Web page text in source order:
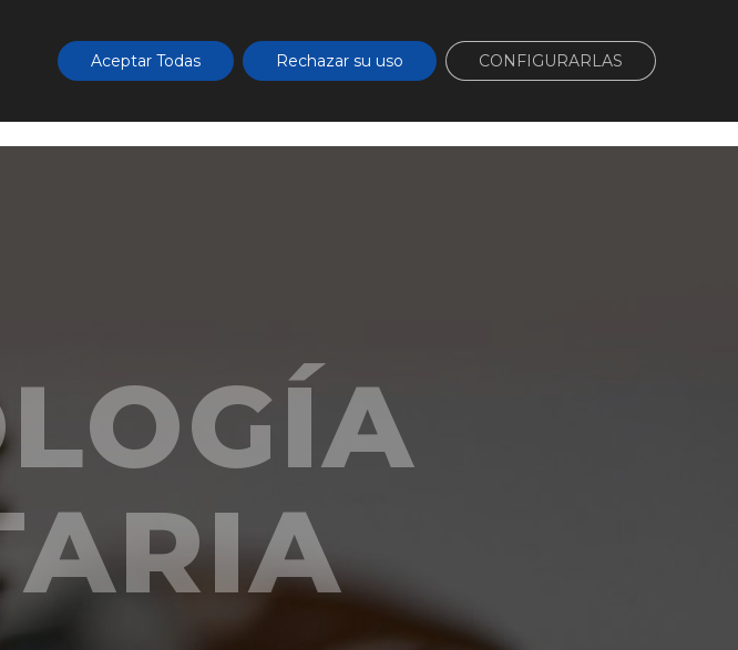
Aceptar Todas Rechazar su uso CONFIGURARLAS